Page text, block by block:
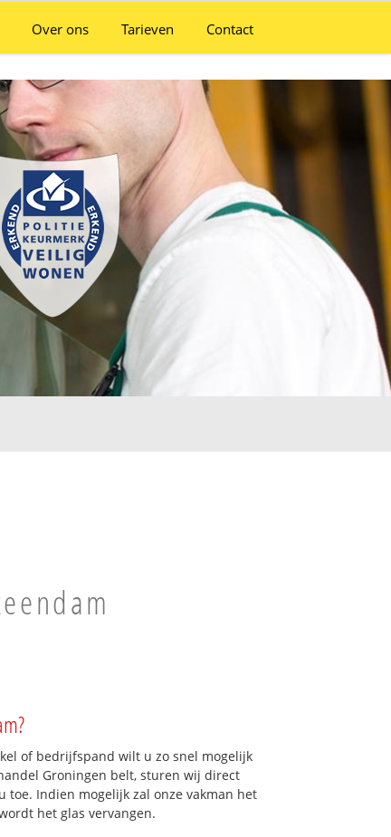
Over ons Tarieven Contact
of bedrijfspand wilt u zo snel mogelijk
Groningen belt, sturen wij direct
toe. Indien mogelijk zal onze vakman het
het glas vervangen.